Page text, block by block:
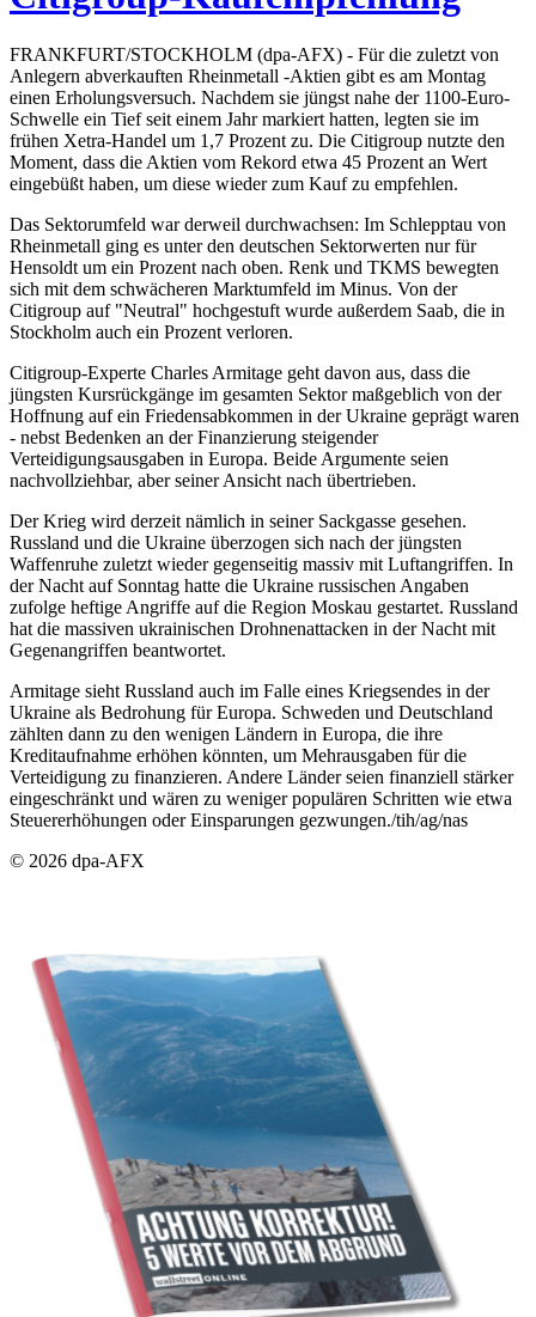
FRANKFURT/STOCKHOLM (dpa-AFX) - Für die zuletzt von
Anlegern abverkauften Rheinmetall -Aktien gibt es am Montag
einen Erholungsversuch. Nachdem sie jüngst nahe der 1100-Euro-
Schwelle ein Tief seit einem Jahr markiert hatten, legten sie im
frühen Xetra-Handel um 1,7 Prozent zu. Die Citigroup nutzte den
Moment, dass die Aktien vom Rekord etwa 45 Prozent an Wert
eingebüßt haben, um diese wieder zum Kauf zu empfehlen.
Das Sektorumfeld war derweil durchwachsen: Im Schlepptau von
Rheinmetall ging es unter den deutschen Sektorwerten nur für
Hensoldt um ein Prozent nach oben. Renk und TKMS bewegten
sich mit dem schwächeren Marktumfeld im Minus. Von der
Citigroup auf "Neutral" hochgestuft wurde außerdem Saab, die in
Stockholm auch ein Prozent verloren.
Citigroup-Experte Charles Armitage geht davon aus, dass die
jüngsten Kursrückgänge im gesamten Sektor maßgeblich von der
Hoffnung auf ein Friedensabkommen in der Ukraine geprägt waren
- nebst Bedenken an der Finanzierung steigender
Verteidigungsausgaben in Europa. Beide Argumente seien
nachvollziehbar, aber seiner Ansicht nach übertrieben.
Der Krieg wird derzeit nämlich in seiner Sackgasse gesehen.
Russland und die Ukraine überzogen sich nach der jüngsten
Waffenruhe zuletzt wieder gegenseitig massiv mit Luftangriffen. In
der Nacht auf Sonntag hatte die Ukraine russischen Angaben
zufolge heftige Angriffe auf die Region Moskau gestartet. Russland
hat die massiven ukrainischen Drohnenattacken in der Nacht mit
Gegenangriffen beantwortet.
Armitage sieht Russland auch im Falle eines Kriegsendes in der
Ukraine als Bedrohung für Europa. Schweden und Deutschland
zählten dann zu den wenigen Ländern in Europa, die ihre
Kreditaufnahme erhöhen könnten, um Mehrausgaben für die
Verteidigung zu finanzieren. Andere Länder seien finanziell stärker
eingeschränkt und wären zu weniger populären Schritten wie etwa
Steuererhöhungen oder Einsparungen gezwungen./tih/ag/nas
© 2026 dpa-AFX